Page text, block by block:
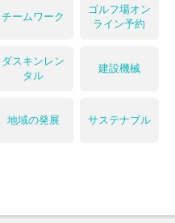
チームワーク
ゴルフ場オン
ライン予約
ダスキンレン
タル
建設機械
地域の発展 サステナブル